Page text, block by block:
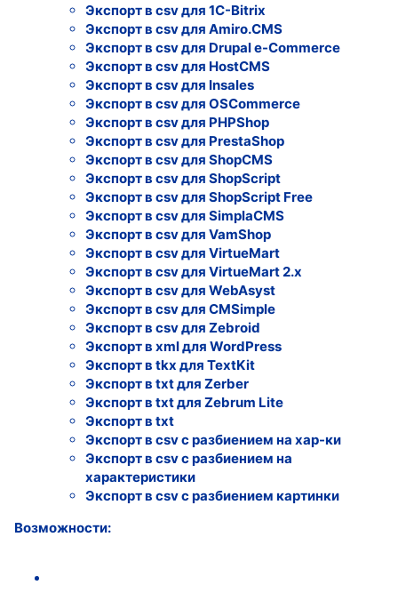
Экспорт в csv для 1C-Bitrix
Экспорт в csv для Amiro.CMS
Экспорт в csv для Drupal e-Commerce
Экспорт в csv для HostCMS
Экспорт в csv для Insales
Экспорт в csv для OSCommerce
Экспорт в csv для PHPShop
Экспорт в csv для PrestaShop
Экспорт в csv для ShopCMS
Экспорт в csv для ShopScript
Экспорт в csv для ShopScript Free
Экспорт в csv для SimplaCMS
Экспорт в csv для VamShop
Экспорт в csv для VirtueMart
Экспорт в csv для VirtueMart 2.x
Экспорт в csv для WebAsyst
Экспорт в csv для CMSimple
Экспорт в csv для Zebroid
Экспорт в xml для WordPress
Экспорт в tkx для TextKit
Экспорт в txt для Zerber
Экспорт в txt для Zebrum Lite
Экспорт в txt
Экспорт в csv с разбиением на хар-ки
Экспорт в csv с разбиением на
характеристики
Экспорт в csv c разбиением картинки
Возможности: